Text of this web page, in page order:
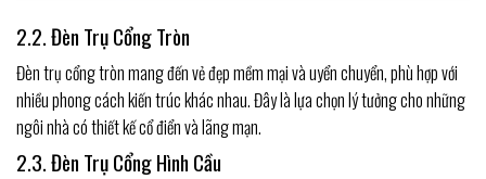
2.2. Đèn Trụ Cổng Tròn
Đèn trụ cổng tròn mang đến vẻ đẹp mềm mại và uyển chuyển, phù hợp với
nhiều phong cách kiến trúc khác nhau. Đây là lựa chọn lý tưởng cho những
ngôi nhà có thiết kế cổ điển và lãng mạn.
2.3. Đèn Trụ Cổng Hình Cầu